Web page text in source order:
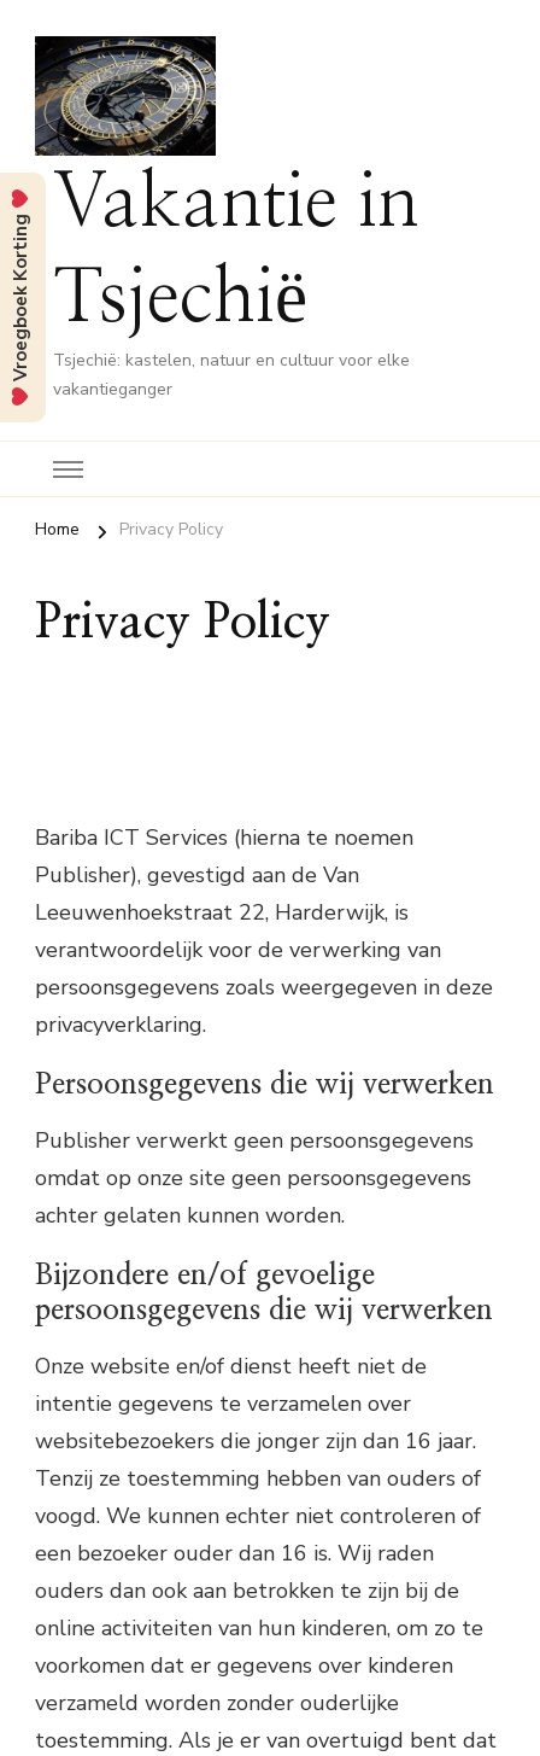
Vakantie in
Tsjechië
Tsjechië: kastelen, natuur en cultuur voor elke
vakantieganger
Home Privacy Policy
Privacy Policy
Bariba ICT Services (hierna te noemen
Publisher), gevestigd aan de Van
Leeuwenhoekstraat 22, Harderwijk, is
verantwoordelijk voor de verwerking van
persoonsgegevens zoals weergegeven in deze
privacyverklaring.
Persoonsgegevens die wij verwerken
Publisher verwerkt geen persoonsgegevens
omdat op onze site geen persoonsgegevens
achter gelaten kunnen worden.
Bijzondere en/of gevoelige
persoonsgegevens die wij verwerken
Onze website en/of dienst heeft niet de
intentie gegevens te verzamelen over
websitebezoekers die jonger zijn dan 16 jaar.
Tenzij ze toestemming hebben van ouders of
voogd. We kunnen echter niet controleren of
een bezoeker ouder dan 16 is. Wij raden
ouders dan ook aan betrokken te zijn bij de
online activiteiten van hun kinderen, om zo te
voorkomen dat er gegevens over kinderen
verzameld worden zonder ouderlijke
toestemming. Als je er van overtuigd bent dat
Vroegboek Korting